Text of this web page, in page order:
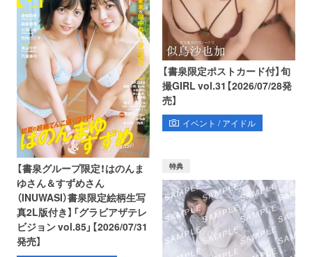
【書泉限定ポストカード付】旬
撮GIRL vol.31【2026/07/28発
売】
イベント / アイドル
【書泉グループ限定！はのんま
ゆさん＆すずめさん
（INUWASI）書泉限定絵柄生写
真2L版付き】「グラビアザテレ
ビジョン vol.85」【2026/07/31
発売】
特典